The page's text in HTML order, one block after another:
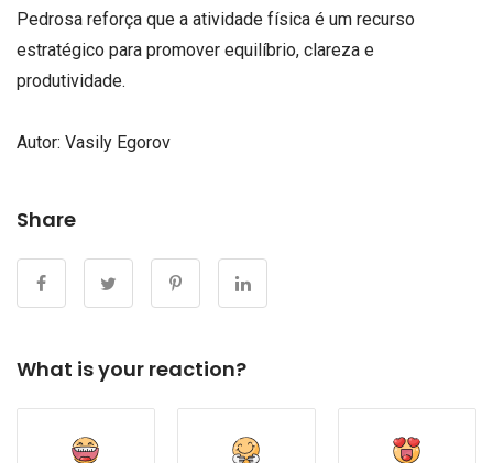
Pedrosa reforça que a atividade física é um recurso
estratégico para promover equilíbrio, clareza e
produtividade.
Autor: Vasily Egorov
Share
What is your reaction?